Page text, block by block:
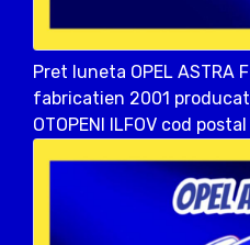
Pret luneta OPEL ASTRA
fabricatien 2001
OTOPENI ILFOV cod